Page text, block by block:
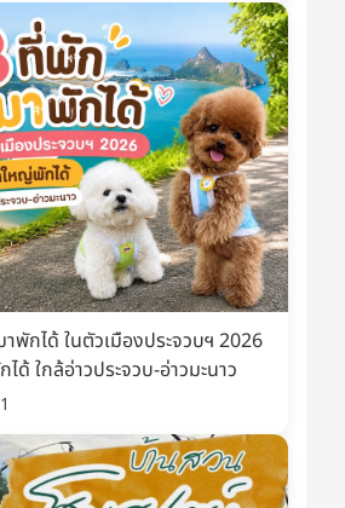
พักได้ ในตัวเมืองประจวบฯ 2026
ด้ ใกล้อ่าวประจวบ-อ่าวมะนาว